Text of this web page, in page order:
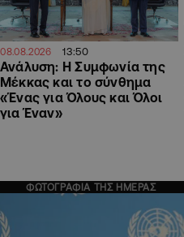
08.08.2026 13:50
Ανάλυση: Η Συμφωνία της
Μέκκας και το σύνθημα
«Ένας για Όλους και Όλοι
για Έναν»
ΦΩΤΟΓΡΑΦΙΑ ΤΗΣ ΗΜΕΡΑΣ